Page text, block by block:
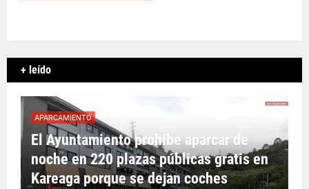
+ leído
APARCAMIENTO
El Ayuntamiento prohíbe aparcar de
noche en 220 plazas públicas gratis en
Kareaga porque se dejan coches